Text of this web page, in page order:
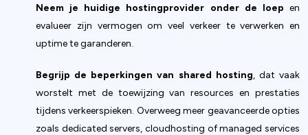
Neem je huidige hostingprovider onder de loep en
evalueer zijn vermogen om veel verkeer te verwerken en
uptime te garanderen.
Begrijp de beperkingen van shared hosting, dat vaak
worstelt met de toewijzing van resources en prestaties
tijdens verkeerspieken. Overweeg meer geavanceerde opties
zoals dedicated servers, cloudhosting of managed services